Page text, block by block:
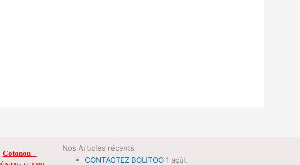
Cotonou –
Nos Articles récents
CONTACTEZ BOLITOO 1 août